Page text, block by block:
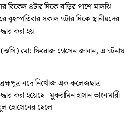
বিকেল ৪টার দিকে বাড়ির পাশে মালঝি
সকাল ৭টার দিকে স্থানীয়দের
করা হয়।
(ওসি) মো: ফিরোজ হোসেন জানান, এ ঘটনায়
নদে নিখোঁজ এক কলেজছাত্র
করা হয়েছে। মুকরামিন হাসান ভাংনামারী
হোসেনের ছেলে।